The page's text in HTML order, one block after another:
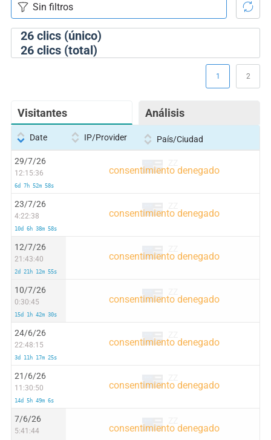
26clics (único)
26clics (total)
Visitantes Análisis
1 2
Date IP/Provider País/Ciudad
29/7/26
12:15:36
6d 7h 52m 58s
23/7/26
4:22:38
10d 6h 38m 58s
12/7/26
21:43:40
2d 21h 12m 55s
10/7/26
0:30:45
15d 1h 42m 30s
24/6/26
22:48:15
3d 11h 17m 25s
21/6/26
11:30:50
14d 5h 49m 6s
7/6/26
5:41:44